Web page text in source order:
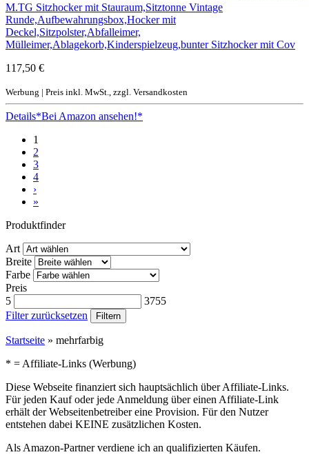
M.TG Sitzhocker mit Stauraum,Sitztonne Vintage
Runde,Aufbewahrungsbox,Hocker mit
Deckel,Sitzpolster,Abfalleimer,
Mülleimer,Ablagekorb,Kinderspielzeug,bunter Sitzhocker mit Cov
117,50 €
Werbung | Preis inkl. MwSt., zzgl. Versandkosten
Details*Bei Amazon ansehen!*
1
2
3
4
›
»
Produktfinder
Art
Breite
Farbe
Preis
5
3755
Filter zurücksetzen
Filtern
Startseite » mehrfarbig
* = Affiliate-Links (Werbung)
Diese Webseite finanziert sich hauptsächlich über Affiliate-Links.
Für jeden Kauf oder jede Anmeldung über einen Affiliate-Link
erhält der Webseitenbetreiber eine Provision. Für den Nutzer
entstehen dabei KEINE zusätzlichen Kosten.
Als Amazon-Partner verdiene ich an qualifizierten Käufen.